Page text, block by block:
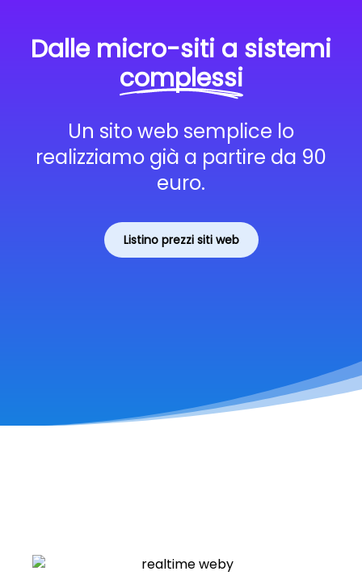
Dalle micro-siti a sistemi
complessi
Un sito web semplice lo
realizziamo già a partire da 90
euro.
Listino prezzi siti web